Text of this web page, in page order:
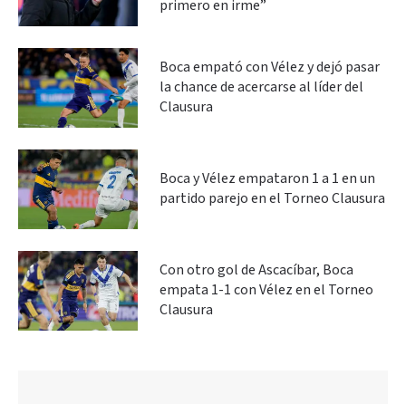
primero en irme”
Boca empató con Vélez y dejó pasar
la chance de acercarse al líder del
Clausura
Boca y Vélez empataron 1 a 1 en un
partido parejo en el Torneo Clausura
Con otro gol de Ascacíbar, Boca
empata 1-1 con Vélez en el Torneo
Clausura